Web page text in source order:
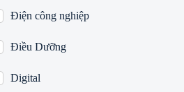
Điện công nghiệp
Điều Dưỡng
Digital